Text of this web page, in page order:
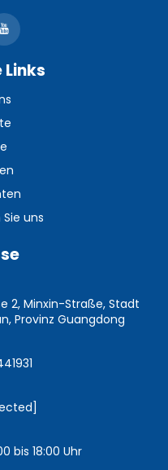
uns
2, Minxin-Straße, Stadt
Provinz Guangdong
bis 18:00 Uhr